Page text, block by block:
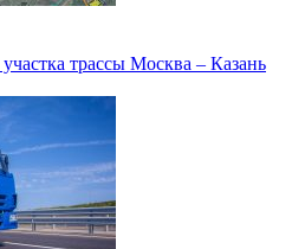
трассы Москва – Казань